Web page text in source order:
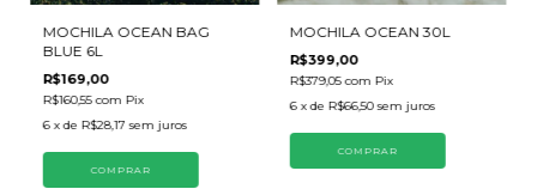
MOCHILA OCEAN BAG
BLUE 6L
R$169,00
R$160,55com Pix
6 x de R$28,17 sem juros
MOCHILA OCEAN 30L
R$399,00
R$379,05com Pix
6 x de R$66,50 sem juros
COMPRAR